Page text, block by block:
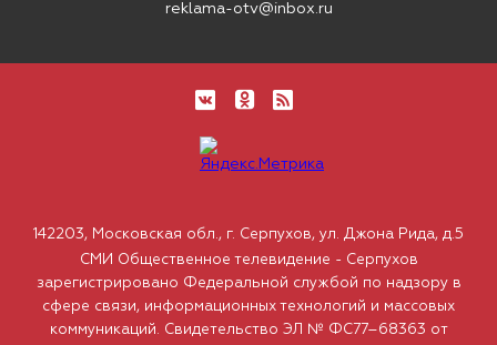
reklama-otv@inbox.ru
142203, Московская обл., г. Серпухов, ул. Джона Рида, д.5
СМИ Общественное телевидение - Серпухов
зарегистрировано Федеральной службой по надзору в
сфере связи, информационных технологий и массовых
коммуникаций. Свидетельство ЭЛ № ФС77–68363 от